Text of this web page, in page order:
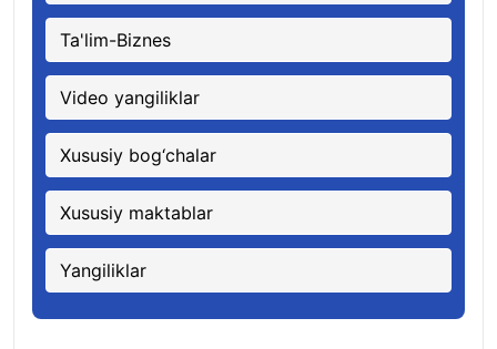
Ta'lim-Biznes
Video yangiliklar
Xususiy bog‘chalar
Xususiy maktablar
Yangiliklar